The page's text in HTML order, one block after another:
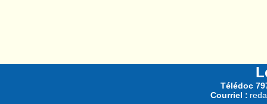
Télédoc
Courriel :